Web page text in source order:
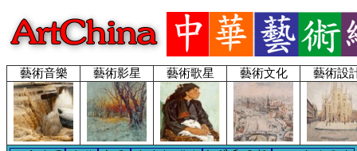
藝術音樂 藝術影星 藝術歌星 藝術文化 藝術設